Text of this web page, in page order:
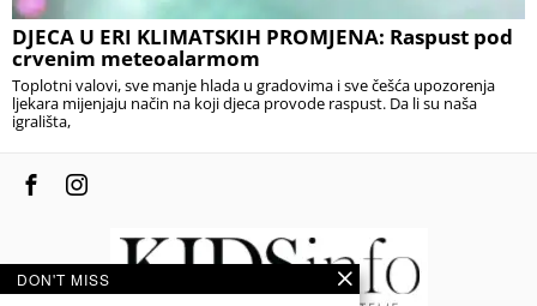
DJECA U ERI KLIMATSKIH PROMJENA: Raspust pod
crvenim meteoalarmom
Toplotni valovi, sve manje hlada u gradovima i sve češća upozorenja
ljekara mijenjaju način na koji djeca provode raspust. Da li su naša
igrališta,
DON'T MISS